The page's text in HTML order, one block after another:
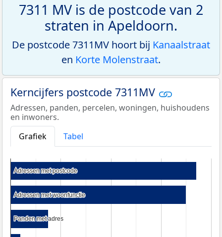
7311 MV is de postcode van 2
straten in Apeldoorn.
De postcode 7311MV hoort bij Kanaalstraat
en Korte Molenstraat.
Kerncijfers postcode 7311MV
Adressen, panden, percelen, woningen, huishoudens
en inwoners.
Grafiek
Tabel
Adressen met postcode
Adressen met postcode
Adressen met woonfunctie
Adressen met woonfunctie
Panden met adres
Panden met adres